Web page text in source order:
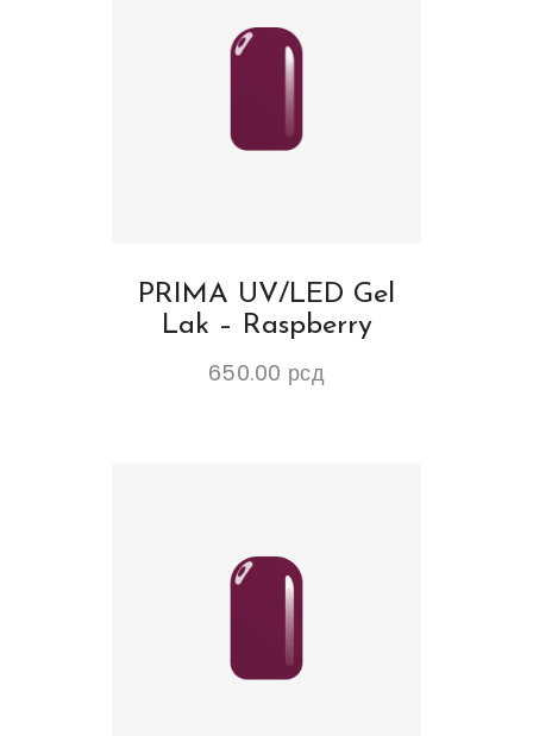
PRIMA UV/LED Gel
Lak – Raspberry
650.00 рсд